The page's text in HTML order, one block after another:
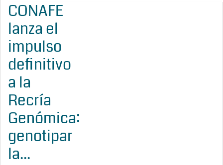
CONAFE
lanza el
impulso
definitivo
a la
Recría
Genómica:
genotipar
la...